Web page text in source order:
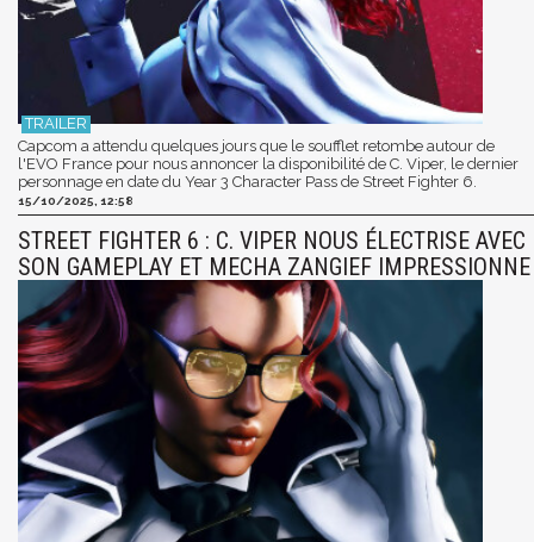
Capcom a attendu quelques jours que le soufflet retombe autour de
l'EVO France pour nous annoncer la disponibilité de C. Viper, le dernier
personnage en date du Year 3 Character Pass de Street Fighter 6.
15/10/2025, 12:58
STREET FIGHTER 6 : C. VIPER NOUS ÉLECTRISE AVEC
SON GAMEPLAY ET MECHA ZANGIEF IMPRESSIONNE